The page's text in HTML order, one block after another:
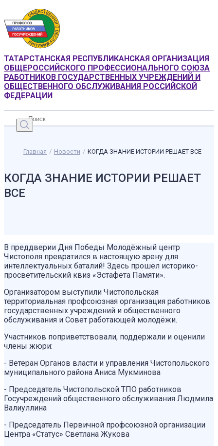
ТАТАРСТАНСКАЯ РЕСПУБЛИКАНСКАЯ ОРГАНИЗАЦИЯ
ОБЩЕРОССИЙСКОГО ПРОФЕССИОНАЛЬНОГО СОЮЗА
РАБОТНИКОВ ГОСУДАРСТВЕННЫХ УЧРЕЖДЕНИЙ И
ОБЩЕСТВЕННОГО ОБСЛУЖИВАНИЯ РОССИЙСКОЙ
ФЕДЕРАЦИИ
Главная / Новости / КОГДА ЗНАНИЕ ИСТОРИИ РЕШАЕТ ВСЕ
КОГДА ЗНАНИЕ ИСТОРИИ РЕШАЕТ
ВСЕ
️В преддверии Дня Победы Молодёжный центр
Чистополя превратился в настоящую арену для
интеллектуальных баталий! Здесь прошёл историко-
просветительский квиз «Эстафета Памяти».
️Организатором выступили Чистопольская
территориальная профсоюзная организация работников
государственных учреждений и общественного
обслуживания и Совет работающей молодёжи.
Участников поприветствовали, поддержали и оценили
члены жюри:
- Ветеран Органов власти и управления Чистопольского
муниципального района Аниса Мукминова
- Председатель Чистопольской ТПО работников
Госучреждений общественного обслуживания Людмила
Валиуллина
- Председатель Первичной профсоюзной организации
Центра «Статус» Светлана Жукова